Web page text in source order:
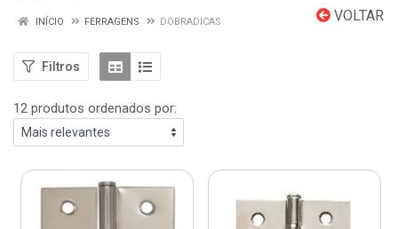
VOLTAR
INÍCIO FERRAGENS DOBRADICAS
Filtros
12 produtos ordenados por: